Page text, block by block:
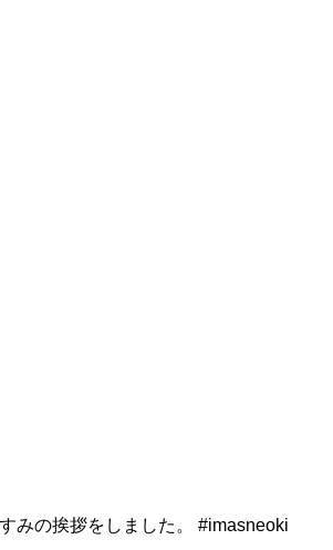
みの挨拶をしました。 #imasneoki